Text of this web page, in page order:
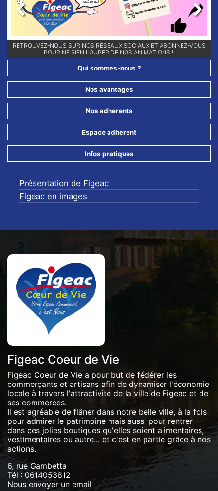
RETROUVEZ-NOUS SUR NOS RÉSEAUX SOCIAUX ET ABONNEZ-VOUS
POUR NE RIEN LOUPER DE NOS ANIMATIONS !!
Qui sommes-nous ?
Nos avantages
Nos adherents
Espace adherent
Infos pratiques
Présentation de Figeac
Figeac en images
Figeac Coeur de Vie
Figeac Coeur de Vie a pour but de fédérer les
commerçants et artisans afin de dynamiser l'économie
locale à travers l'attractivité de la ville de Figeac et de
ses commerces.
Il est agréable de flâner dans notre belle ville, à la fois
pour admirer le patrimoine mais aussi pour rentrer
dans ces jolies boutiques qu'elles soient alimentaires,
vestimentaires ou autre... et c'est en partie grâce à nos
actions.
6, rue Gambetta
Tél : 0614053812
Nous envoyer un email